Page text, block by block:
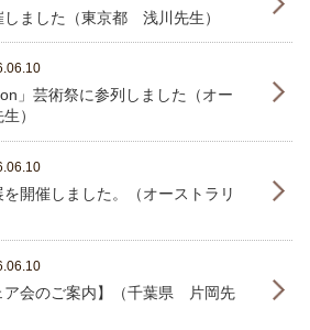
ました（東京都 浅川先生）
」芸術祭に参列しました（オー
）
開催しました。（オーストラリ
ア会のご案内】（千葉県 片岡先